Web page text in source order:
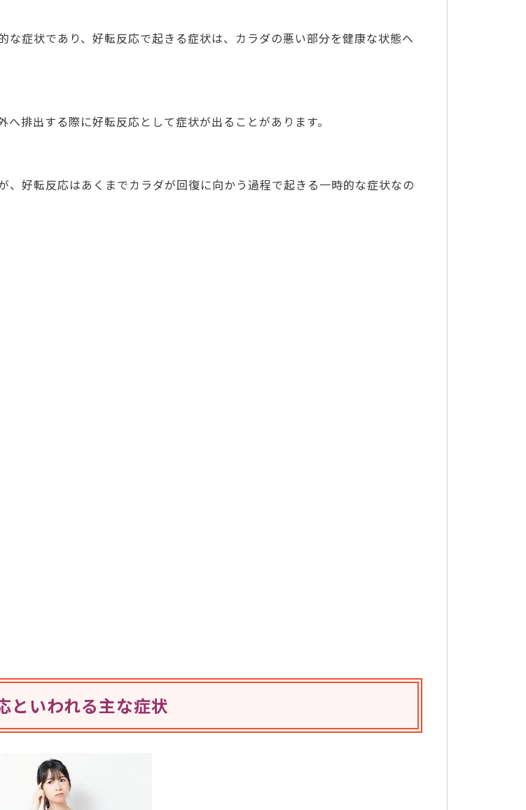
症状であり、好転反応で起きる症状は、カラダの悪い部分を健康な状態へ
排出する際に好転反応として症状が出ることがあります。
好転反応はあくまでカラダが回復に向かう過程で起きる一時的な症状なの
といわれる主な症状